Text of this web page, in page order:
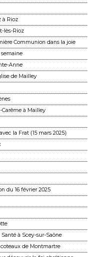
à Rioz
lès-Rioz
Communion dans la joie
Anne
de Mailley
Carême à Mailley
la Frat (15 mars 2025)
du 16 février 2025
à Scey-sur-Saône
de Montmartre